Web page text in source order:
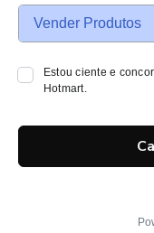
Vender Produtos
Estou ciente e
Hotmart.